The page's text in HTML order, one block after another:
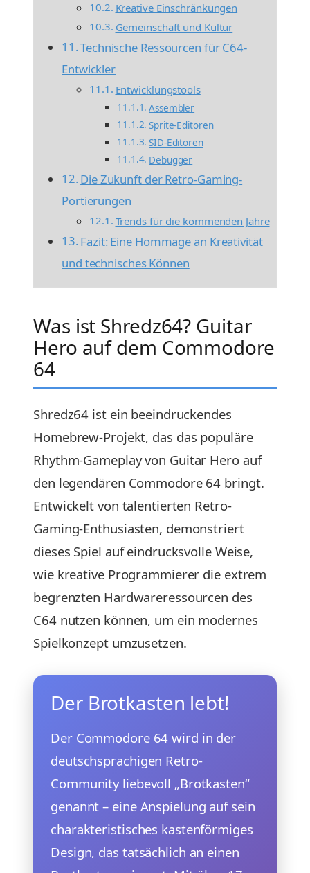
Kreative Einschränkungen
Gemeinschaft und Kultur
Technische Ressourcen für C64-
Entwickler
Entwicklungstools
Assembler
Sprite-Editoren
SID-Editoren
Debugger
Die Zukunft der Retro-Gaming-
Portierungen
Trends für die kommenden Jahre
Fazit: Eine Hommage an Kreativität
und technisches Können
Was ist Shredz64? Guitar
Hero auf dem Commodore
64
Shredz64 ist ein beeindruckendes
Homebrew-Projekt, das das populäre
Rhythm-Gameplay von Guitar Hero auf
den legendären Commodore 64 bringt.
Entwickelt von talentierten Retro-
Gaming-Enthusiasten, demonstriert
dieses Spiel auf eindrucksvolle Weise,
wie kreative Programmierer die extrem
begrenzten Hardwareressourcen des
C64 nutzen können, um ein modernes
Spielkonzept umzusetzen.
Der Brotkasten lebt!
Der Commodore 64 wird in der
deutschsprachigen Retro-
Community liebevoll „Brotkasten“
genannt – eine Anspielung auf sein
charakteristisches kastenförmiges
Design, das tatsächlich an einen